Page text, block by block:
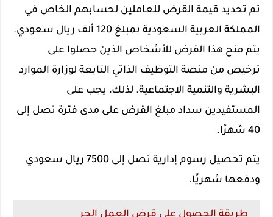
تم تحديد قيمة القرض للعاملين لحسابهم الخاص في
المملكة العربية السعودية بمبلغ 120 ألف ريال سعودي.
يتم منح هذا القرض للأشخاص الذين حصلوا على
ترخيص من منصة التوظيف الذاتي التابعة لوزارة الموارد
البشرية والتنمية الاجتماعية. لذلك، يجب على
المستفيدين سداد مبلغ القرض على مدى فترة تصل إلى
40 شهرًا.
يتم تحصيل رسوم إدارية تصل إلى 7500 ريال سعودي
ودفعها شهريًا.
طريقة الحصول على قرض العمل الحر